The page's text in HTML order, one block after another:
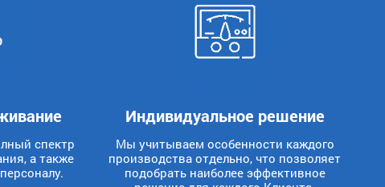
спектр
а также
Индивидуальное решение
Мы учитываем особенности каждого
производства отдельно, что позволяет
подобрать наиболее эффективное